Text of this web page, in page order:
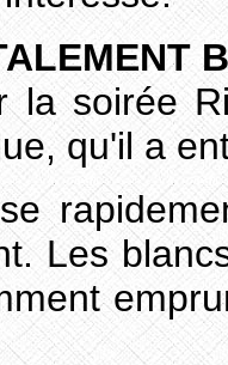
la soirée
qu'il a
Les